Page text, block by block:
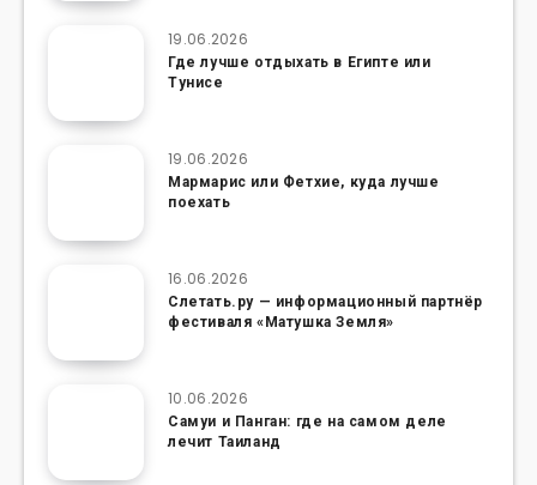
19.06.2026
Где лучше отдыхать в Египте или
Тунисе
19.06.2026
Мармарис или Фетхие, куда лучше
поехать
16.06.2026
Слетать.ру — информационный партнёр
фестиваля «Матушка Земля»
10.06.2026
Самуи и Панган: где на самом деле
лечит Таиланд